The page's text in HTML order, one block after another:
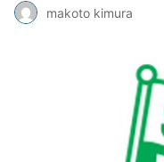
makoto kimura